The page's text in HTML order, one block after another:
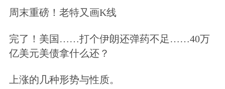
周末重磅！老特又画K线
完了！美国……打个伊朗还弹药不足……40万
亿美元美债拿什么还？
上涨的几种形势与性质。